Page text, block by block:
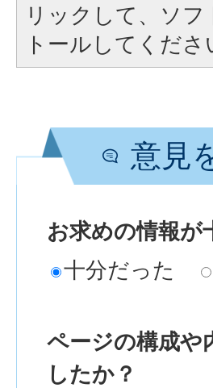
リックして、ソ
トールしてくださ
意見
お求めの情報が
十分だった
ページの構成や
したか？